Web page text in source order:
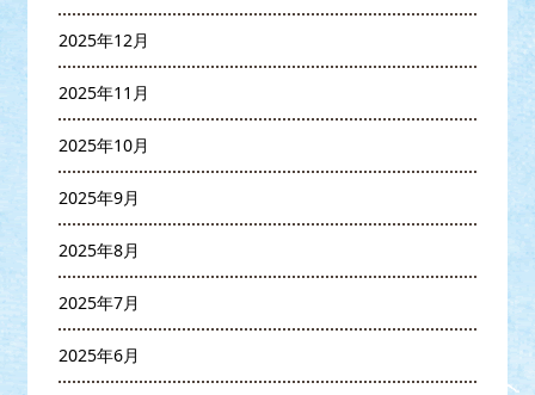
2025年12月
2025年11月
2025年10月
2025年9月
2025年8月
2025年7月
2025年6月